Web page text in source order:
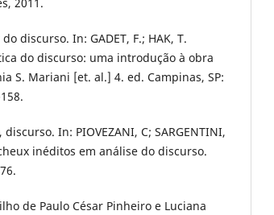
discurso. In: GADET, F.; HAK, T.
do discurso: uma introdução à obra
S. Mariani [et. al.] 4. ed. Campinas, SP:
In: PIOVEZANI, C; SARGENTINI,
inéditos em análise do discurso.
de Paulo César Pinheiro e Luciana